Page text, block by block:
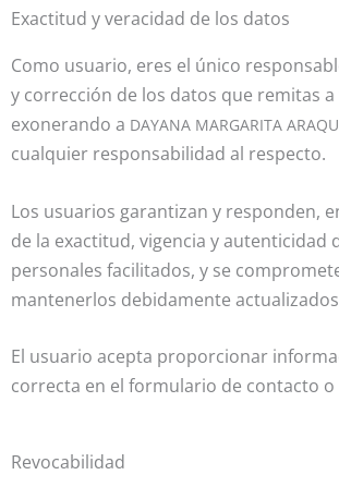
Exactitud y veracidad de los datos
Como usuario, eres el único
y corrección de los datos que remitas
exonerando a DAYANA MARGARITA
cualquier responsabilidad al respecto.
Los usuarios garantizan y responden,
de la exactitud, vigencia y autenticidad
personales facilitados, y se
mantenerlos debidamente
El usuario acepta proporcionar
correcta en el formulario de contacto o
Revocabilidad